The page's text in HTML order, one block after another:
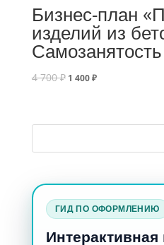
Бизнес-план
изделий из
Самозанятость
4 700₽ 1 400₽
ГИД ПО ОФОРМЛЕНИЮ
Интерактивная